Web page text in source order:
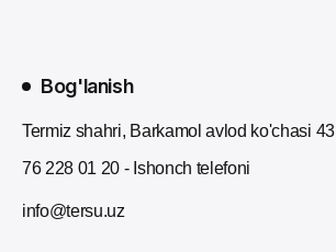
Bog'lanish
Termiz shahri, Barkamol avlod ko'chasi 43
76 228 01 20 - Ishonch telefoni
info@tersu.uz